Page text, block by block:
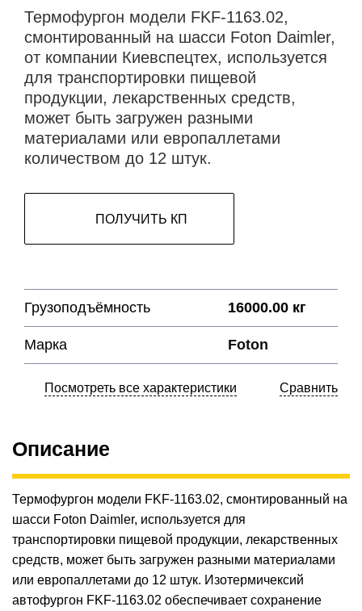
Термофургон модели FKF-1163.02,
смонтированный на шасси Foton Daimler,
от компании Киевспецтех, используется
для транспортировки пищевой
продукции, лекарственных средств,
может быть загружен разными
материалами или европаллетами
количеством до 12 штук.
ПОЛУЧИТЬ КП
Грузоподъёмность 16000.00 кг
Марка Foton
Посмотреть все характеристики Сравнить
Описание
Термофургон модели FKF-1163.02, смонтированный на
шасси Foton Daimler, используется для
транспортировки пищевой продукции, лекарственных
средств, может быть загружен разными материалами
или европаллетами до 12 штук. Изотермичексий
автофургон FKF-1163.02 обеспечивает сохранение